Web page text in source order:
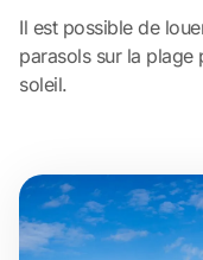
Il est possible de
parasols sur la
soleil.